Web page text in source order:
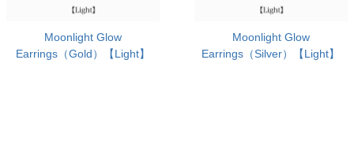
Moonlight Glow
Earrings（Gold）【Light】
Moonlight Glow
Earrings（Silver）【Light】